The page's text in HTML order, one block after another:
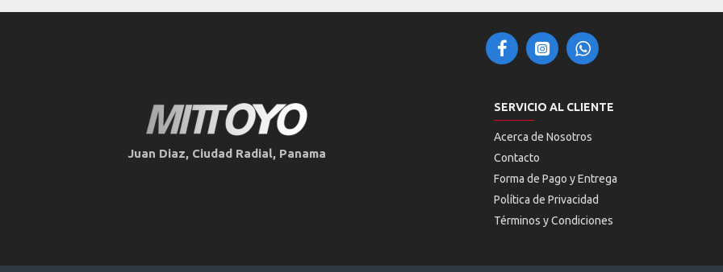
Juan Diaz, Ciudad Radial, Panama
SERVICIO AL CLIENTE
Acerca de Nosotros
Contacto
Forma de Pago y Entrega
Política de Privacidad
Términos y Condiciones